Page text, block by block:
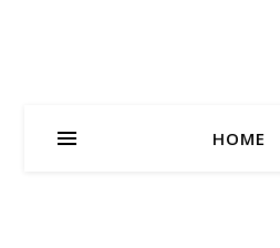
HOME